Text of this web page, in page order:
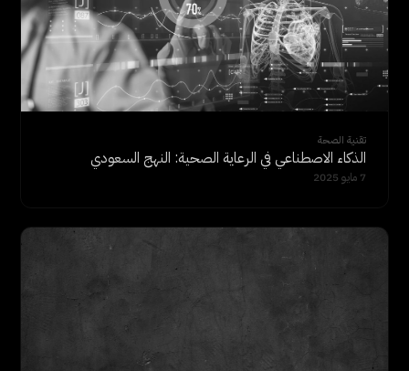
تقنية الصحة
الذكاء الاصطناعي في الرعاية الصحية: النهج السعودي
7 مايو 2025